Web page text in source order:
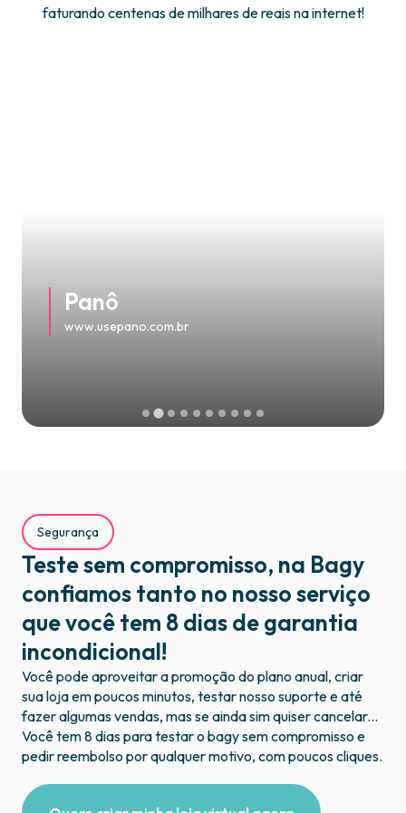
faturando centenas de milhares de reais na internet!
Panô
www.usepano.com.br
Segurança
Teste sem compromisso, na Bagy
confiamos tanto no nosso serviço
que você tem 8 dias de garantia
incondicional!
Você pode aproveitar a promoção do plano anual, criar
sua loja em poucos minutos, testar nosso suporte e até
fazer algumas vendas, mas se ainda sim quiser cancelar...
Você tem 8 dias para testar o bagy sem compromisso e
pedir reembolso por qualquer motivo, com poucos cliques.​